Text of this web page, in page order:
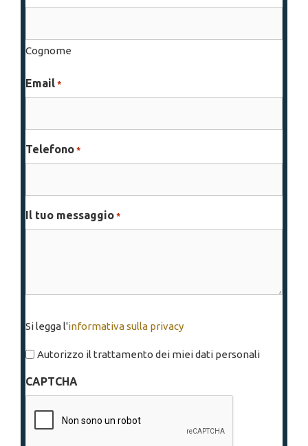
Cognome
Email *
Telefono *
Il tuo messaggio *
legga
l'informativa
privacy
Si legga l'informativa sulla privacy
Autorizzo il trattamento dei miei dati personali
CAPTCHA